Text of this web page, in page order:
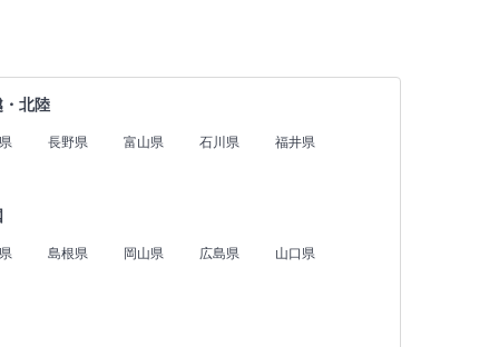
・北陸
長野県 富山県 石川県 福井県
島根県 岡山県 広島県 山口県